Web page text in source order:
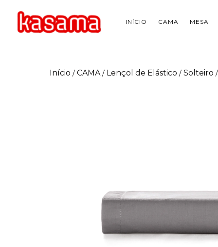
INÍCIO CAMA MESA
Início / CAMA / Lençol de Elástico / Solteiro /